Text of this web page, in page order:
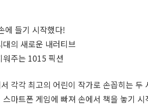
에 들기 시작했다!
의 새로운 내러티브
워주는 1015 픽션
각각 최고의 어린이 작가로 손꼽히는
마트폰 게임에 빠져 손에서 책을 놓기